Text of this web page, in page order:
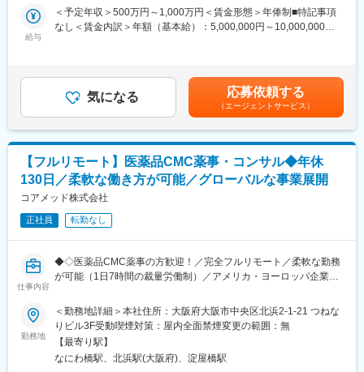
（自分の業務が終わるよう業務管理を行う必要はありますが、裁
量の大きい働き方ができます）
※国内出張の頻度は1~3回/年です。（海外出張はほとんどありませ
ん。）
■ワークライフバランス：
同社は、個人が最大限に能力を発揮できるよう働きやすい環境作
りに注力しております。男女問わず在宅勤務が可能です。また、
女性社員も多く、産休・育休取得実績も豊富で9割以上の復職率を
誇っており、長期就業が可能な環境・福利厚生が整っています。
（英語・日本語）をお任せします。
・オーファンドラッグ指定申請資料
・日本を含む各国規制当局への治験実施計画届（IND等）および
・国際名・一般的名称に関する申請資料
・承認申請書（CTDを含む）
・試験総括報告書（CSR） など
■業務の特徴
・プロジェクトは個人単独ではなく、社内メンバーと連携しなが
ら分担して推進しています。
・治験～承認申請まで幅広いフェーズに関わることで、医薬品開
発全体を俯瞰できる経験を積むことができます。
通常医薬品メーカー出身が会員である関西医薬協会に、当社は会
員として登録しています。業界関連のセミナーにも参加すること
ができ、メーカーと同じレベルの業界知識とマーケット感をアッ
プデートできる環境です。
給与
＜予定年収＞500万円～1,000万円＜賃金形態＞年俸制■特記事項
なし＜賃金内訳＞年額（基本給）：5,000,000円～10,000,000円
安の金額であり、選考を通じて上下する可能性があります。月給
(月額)は固定手当を含めた表記です。
気になる 応募依頼する
（エージェントサービス）
【フルリモート】医薬品CMC薬事・コンサル◆年休
130日／柔軟な働き方が可能／グローバルな事業展開
コアメッド株式会社
正社員 転勤なし
仕事内容
◆◇医薬品CMC薬事の方歓迎！／完全フルリモート／柔軟な勤務
が可能（1日7時間の裁量労働制）／アメリカ・ヨーロッパ企業と
◆◇
■仕事内容：
医薬品開発における理化学・製造・品質試験分野を中心に、CMC
領域のコンサルティング業務をお任せします。
勤務地
＜勤務地詳細＞本社住所：大阪府大阪市中央区北浜2-1-21 つねな
りビル3F受動喫煙対策：屋内全面禁煙変更の範囲：無
【最寄り駅】
なにわ橋駅、北浜駅(大阪府)、淀屋橋駅